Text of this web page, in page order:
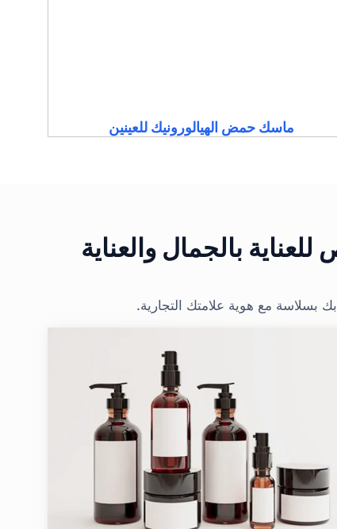
ماسك حمض الهيالورونيك للعينين
بالجمال والعناية
بسلاسة مع هوية علامتك التجارية.